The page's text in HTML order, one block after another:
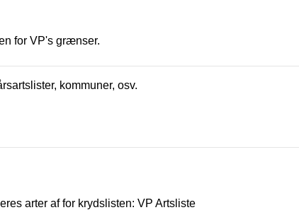
for VP's grænser.
kommuner, osv.
arter af for krydslisten: VP Artsliste